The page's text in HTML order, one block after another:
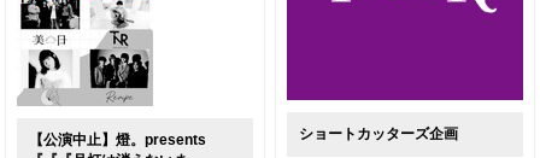
【公演中止】燈。presents
ショートカッターズ企画